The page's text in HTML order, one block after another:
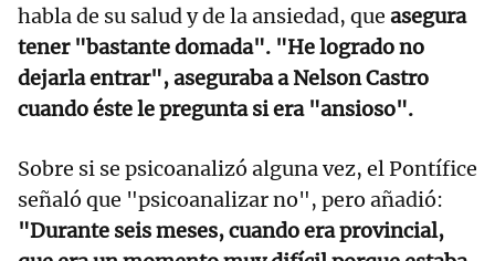
habla de su salud y de la ansiedad, que asegura
tener "bastante domada". "He logrado no
dejarla entrar", aseguraba a Nelson Castro
cuando éste le pregunta si era "ansioso".
Sobre si se psicoanalizó alguna vez, el Pontífice
señaló que "psicoanalizar no", pero añadió:
"Durante seis meses, cuando era provincial,